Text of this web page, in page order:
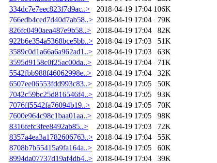
334dc7e7eec823f7d9ac..>
2018-04-19 17:04 106K
766edb4ced7d40d7ab58..> 2018-04-19 17:04
79K
826fc0490aea487e9b58..>
2018-04-19 17:04
82K
922b6e354a5368bce5bb..> 2018-04-19 17:03
51K
3589c0d1a66a6a962ad1..> 2018-04-19 17:03
63K
3595d9158c0f25ac00da..>
2018-04-19 17:04
71K
5542fbb988f46062998e..>
2018-04-19 17:04
32K
6507ee06553fdd993c83..> 2018-04-19 17:05
50K
7042c59bc25d816546f4..> 2018-04-19 17:05
93K
7076ff5542fa76094b19..>
2018-04-19 17:05
70K
7600e964c98c1baa01aa..>
2018-04-19 17:05
98K
8316fefc3fee8492ab85..>
2018-04-19 17:03
72K
8357a4ea3a1782606763..> 2018-04-19 17:04
55K
8708b7b55415a9fa164a..> 2018-04-19 17:05
60K
8994da07737d19af4db4..> 2018-04-19 17:04
39K